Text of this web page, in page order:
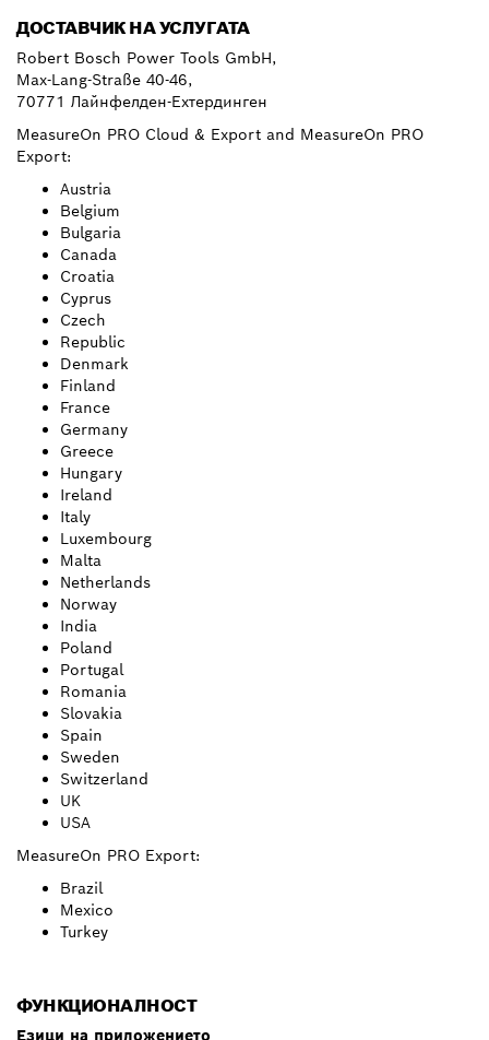
ДОСТАВЧИК НА УСЛУГАТА
Robert Bosch Power Tools GmbH,
Max-Lang-Straße 40-46,
70771 Лайнфелден-Ехтердинген
MeasureOn PRO Cloud & Export and MeasureOn PRO
Export:
Austria
Belgium
Bulgaria
Canada
Croatia
Cyprus
Czech
Republic
Denmark
Finland
France
Germany
Greece
Hungary
Ireland
Italy
Luxembourg
Malta
Netherlands
Norway
India
Poland
Portugal
Romania
Slovakia
Spain
Sweden
Switzerland
UK
USA
MeasureOn PRO Export:
Brazil
Mexico
Turkey
ФУНКЦИОНАЛНОСТ
Езици на приложението